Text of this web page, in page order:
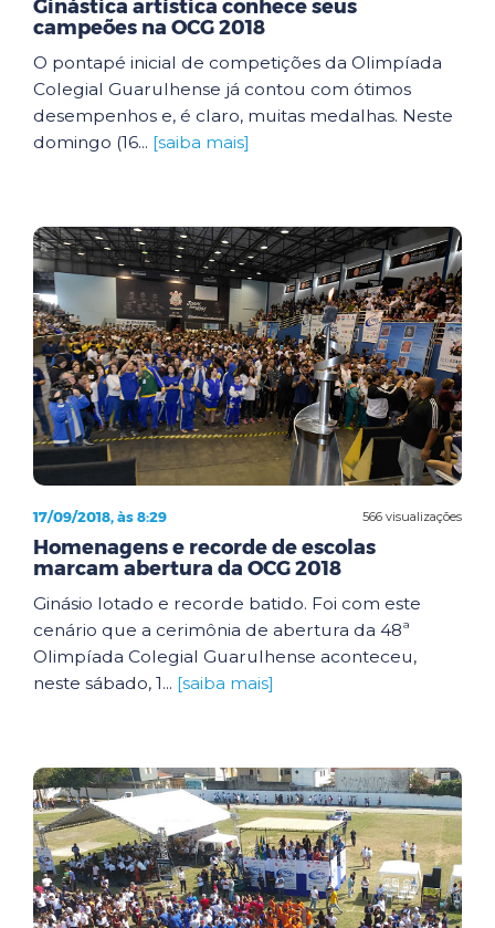
Ginástica artística conhece seus
campeões na OCG 2018
O pontapé inicial de competições da Olimpíada
Colegial Guarulhense já contou com ótimos
desempenhos e, é claro, muitas medalhas. Neste
domingo (16... [saiba mais]
566 visualizações
17/09/2018, às 8:29
Homenagens e recorde de escolas
marcam abertura da OCG 2018
Ginásio lotado e recorde batido. Foi com este
cenário que a cerimônia de abertura da 48ª
Olimpíada Colegial Guarulhense aconteceu,
neste sábado, 1... [saiba mais]